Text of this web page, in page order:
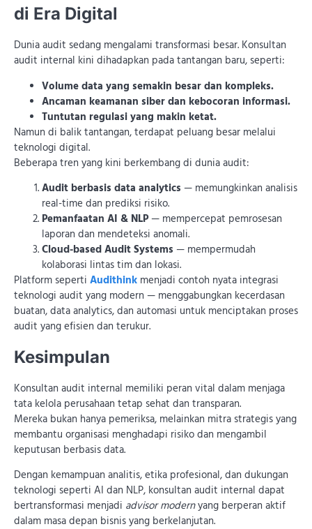
di Era Digital
Dunia audit sedang mengalami transformasi besar. Konsultan
audit internal kini dihadapkan pada tantangan baru, seperti:
Volume data yang semakin besar dan kompleks.
Ancaman keamanan siber dan kebocoran informasi.
Tuntutan regulasi yang makin ketat.
Namun di balik tantangan, terdapat peluang besar melalui
teknologi digital.
Beberapa tren yang kini berkembang di dunia audit:
Audit berbasis data analytics — memungkinkan analisis
real-time dan prediksi risiko.
Pemanfaatan AI & NLP— mempercepat pemrosesan
laporan dan mendeteksi anomali.
Cloud-based Audit Systems — mempermudah
kolaborasi lintas tim dan lokasi.
Platform seperti Audithink menjadi contoh nyata integrasi
teknologi audit yang modern — menggabungkan kecerdasan
buatan, data analytics, dan automasi untuk menciptakan proses
audit yang efisien dan terukur.
Kesimpulan
Konsultan audit internal memiliki peran vital dalam menjaga
tata kelola perusahaan tetap sehat dan transparan.
Mereka bukan hanya pemeriksa, melainkan mitra strategis yang
membantu organisasi menghadapi risiko dan mengambil
keputusan berbasis data.
Dengan kemampuan analitis, etika profesional, dan dukungan
teknologi seperti AI dan NLP, konsultan audit internal dapat
bertransformasi menjadi advisor modernyang berperan aktif
dalam masa depan bisnis yang berkelanjutan.